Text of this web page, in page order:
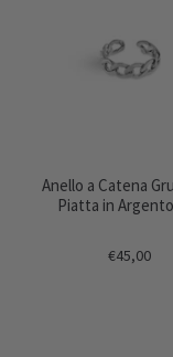
Anello a Catena
Piatta in
€45,00